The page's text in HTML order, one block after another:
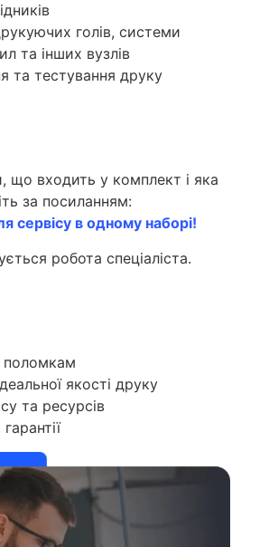
голів, системи
та інших вузлів
та тестування друку
що входить у комплект і яка
за посиланням:
сервісу в одному наборі!
робота спеціаліста.
поломкам
якості друку
та ресурсів